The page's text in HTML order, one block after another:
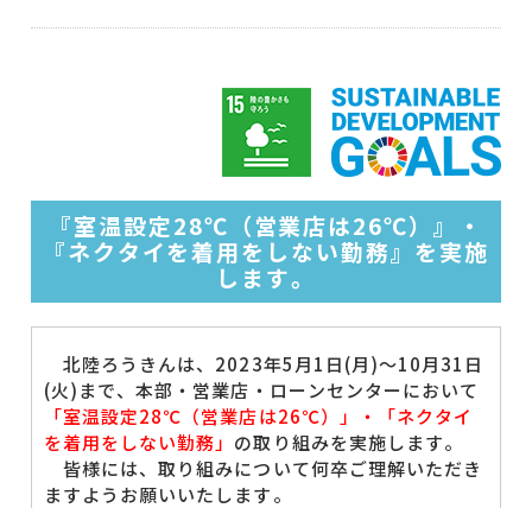
『室温設定28℃（営業店は26℃）』・
『ネクタイを着用をしない勤務』を実施
します。
北陸ろうきんは、2023年5月1日(月)～10月31日
(火)まで、本部・営業店・ローンセンターにおいて
「室温設定28℃（営業店は26℃）」・「ネクタイ
を着用をしない勤務」 の取り組みを実施します。
皆様には、取り組みについて何卒ご理解いただき
ますようお願いいたします。